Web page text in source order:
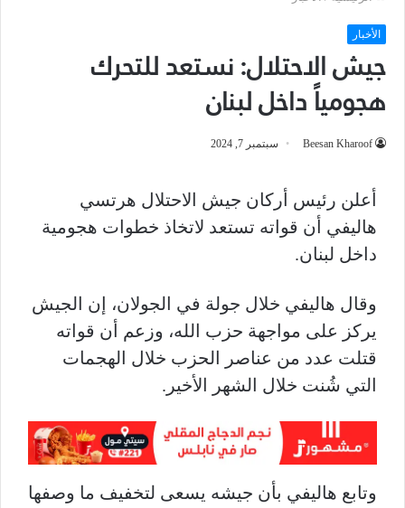
الأخبار
جيش الاحتلال: نستعد للتحرك
هجومياً داخل لبنان
Beesan Kharoof سبتمبر 7, 2024
أعلن رئيس أركان جيش الاحتلال هرتسي
هاليفي أن قواته تستعد لاتخاذ خطوات هجومية
داخل لبنان.
وقال هاليفي خلال جولة في الجولان، إن الجيش
يركز على مواجهة حزب الله، وزعم أن قواته
قتلت عدد من عناصر الحزب خلال الهجمات
التي شُنت خلال الشهر الأخير.
وتابع هاليفي بأن جيشه يسعى لتخفيف ما وصفها